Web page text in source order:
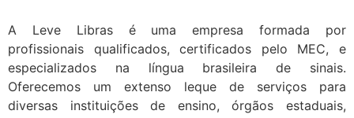
A Leve Libras é uma empresa formada por
profissionais qualificados, certificados pelo MEC, e
especializados na língua brasileira de sinais.
Oferecemos um extenso leque de serviços para
diversas instituições de ensino, órgãos estaduais,